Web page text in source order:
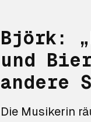
Björk:
und
andere
Die Musikerin